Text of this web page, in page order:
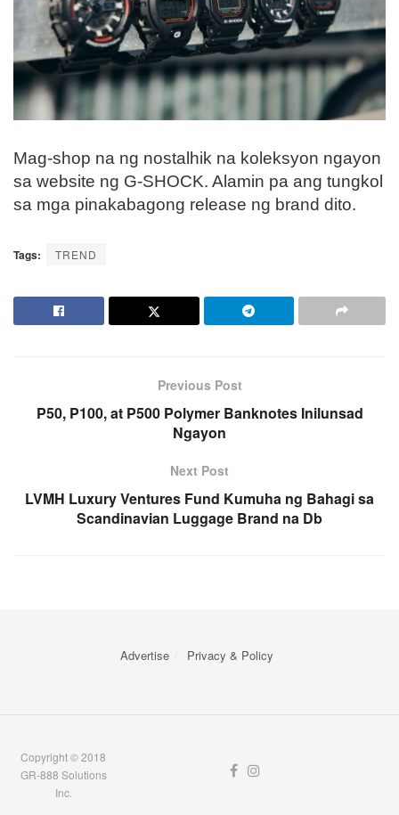
Mag-shop na ng nostalhik na koleksyon ngayon
sa website ng G-SHOCK. Alamin pa ang tungkol
sa mga pinakabagong release ng brand dito.
Tags: TREND
Previous Post
P50, P100, at P500 Polymer Banknotes Inilunsad
Ngayon
Next Post
LVMH Luxury Ventures Fund Kumuha ng Bahagi sa
Scandinavian Luggage Brand na Db
Advertise Privacy & Policy
Copyright © 2018
GR-888 Solutions
Inc.